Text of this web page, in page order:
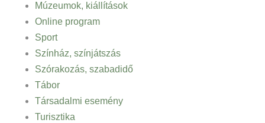
Múzeumok, kiállítások
Online program
Sport
Színház, színjátszás
Szórakozás, szabadidő
Tábor
Társadalmi esemény
Turisztika